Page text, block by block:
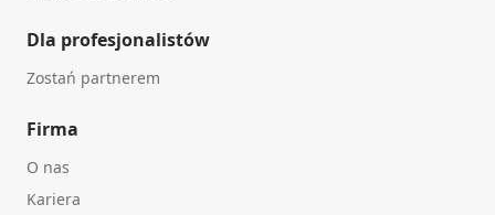
Dla profesjonalistów
Zostań partnerem
Firma
O nas
Kariera